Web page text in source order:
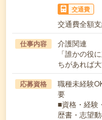
交通費
交通費全額
仕事内容
介護関連
「誰かの役
ちがあれば
応募資格
職種未経験
要
■資格・経験
歴書・志望